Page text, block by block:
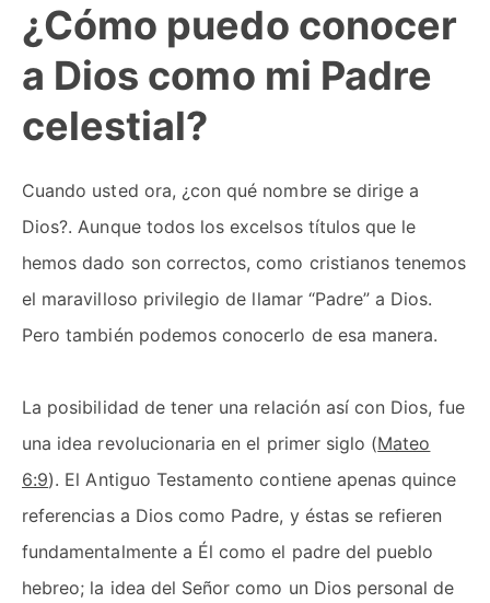
¿Cómo puedo conocer
a Dios como mi Padre
celestial?
Cuando usted ora, ¿con qué nombre se dirige a
Dios?. Aunque todos los excelsos títulos que le
hemos dado son correctos, como cristianos tenemos
el maravilloso privilegio de llamar “Padre” a Dios.
Pero también podemos conocerlo de esa manera.
La posibilidad de tener una relación así con Dios, fue
una idea revolucionaria en el primer siglo (Mateo
6:9). El Antiguo Testamento contiene apenas quince
referencias a Dios como Padre, y éstas se refieren
fundamentalmente a Él como el padre del pueblo
hebreo; la idea del Señor como un Dios personal de